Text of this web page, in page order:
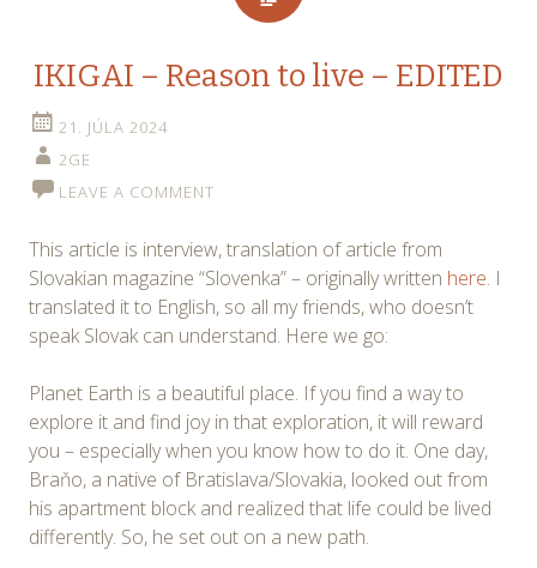
IKIGAI – Reason to live – EDITED
21. JÚLA 2024
2GE
LEAVE A COMMENT
This article is interview, translation of article from
Slovakian magazine “Slovenka” – originally written here. I
translated it to English, so all my friends, who doesn’t
speak Slovak can understand. Here we go:
Planet Earth is a beautiful place. If you find a way to
explore it and find joy in that exploration, it will reward
you – especially when you know how to do it. One day,
Braňo, a native of Bratislava/Slovakia, looked out from
his apartment block and realized that life could be lived
differently. So, he set out on a new path.